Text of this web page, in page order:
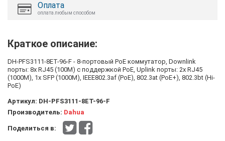
Оплата
оплата любым способом
Краткое описание:
DH-PFS3111-8ET-96-F - 8-портовый РоЕ коммутатор, Downlink
порты: 8x RJ45 (100M) с поддержкой PoE, Uplink порты: 2x RJ45
(1000M), 1x SFP (1000M), IEEE802.3af (PoE), 802.3at (PoE+), 802.3bt (Hi-
PoE)
Артикул: DH-PFS3111-8ET-96-F
Производитель: Dahua
Поделиться в: